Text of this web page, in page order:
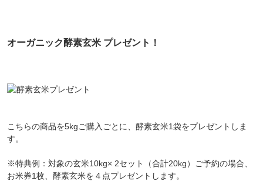
オーガニック酵素玄米 プレゼント！
こちらの商品を5kgご購入ごとに、酵素玄米1袋をプレゼント しま
す。
※特典例：対象の玄米10kg× 2セット（合計20kg）ご予約の場合、
お米券1枚、酵素玄米を４点プレゼントします。